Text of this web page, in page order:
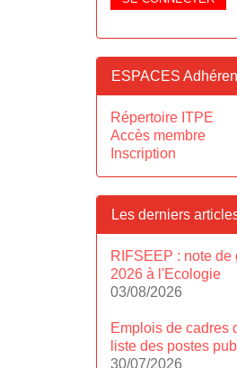
ESPACES
Répertoire ITPE
Accès membre
Inscription
Les derniers
RIFSEEP : note de
2026 à l'Ecologie
03/08/2026
Emplois de cadres
liste des postes
30/07/2026